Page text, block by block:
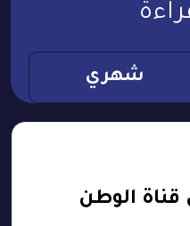
شهري
قناة الوطن